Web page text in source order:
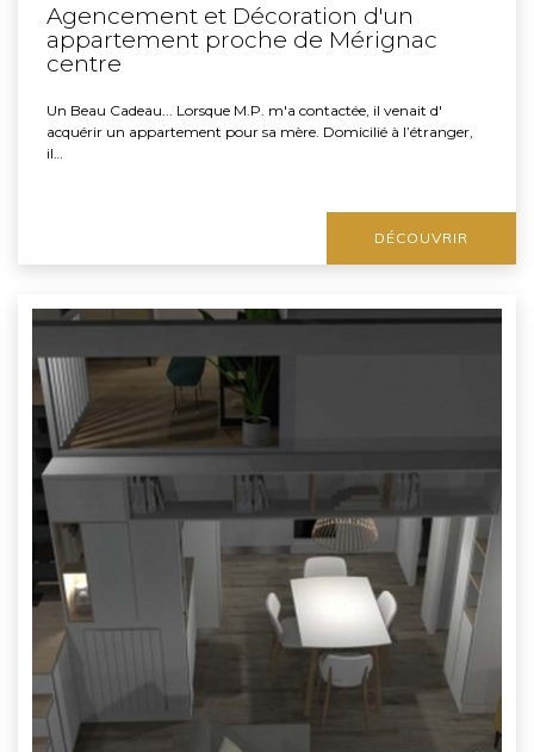
Agencement et Décoration d'un
appartement proche de Mérignac
centre
Un Beau Cadeau... Lorsque M.P. m'a contactée, il venait d'
acquérir un appartement pour sa mère. Domicilié à l’étranger,
il…
DÉCOUVRIR